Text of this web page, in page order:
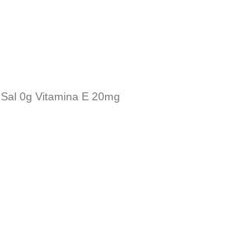
0g Vitamina E 20mg